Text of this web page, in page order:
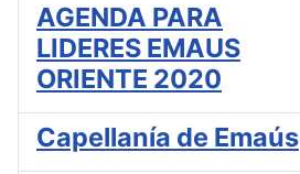
AGENDA PARA
LIDERES EMAUS
ORIENTE 2020
Capellanía de Emaús